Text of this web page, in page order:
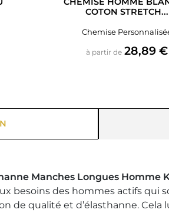
COTON STRETCH...
Chemise
à partir de Prix
28,89 €
Manches Longues Homme
besoins des hommes actifs
de qualité et d’élasthanne. Cela